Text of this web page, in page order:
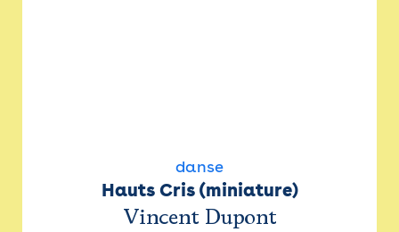
danse
Hauts Cris (miniature)
Vincent Dupont